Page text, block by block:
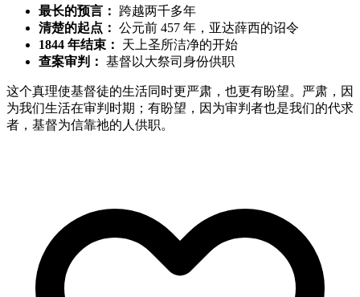
最长的预言：
跨越两千多年
清楚的起点： 公元前 457 年，亚达薛西的诏令
1844 年结束：
天上圣所洁净的开始
查案审判： 基督以大祭司身份供职
这个真理使基督徒的生活同时更严肃，也更有盼望。严肃，因
为我们生活在审判时期；有盼望，因为审判者也是我们的代求
者，基督为信靠祂的人供职。